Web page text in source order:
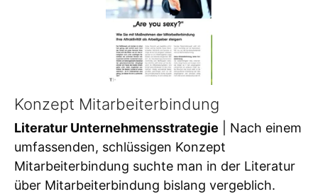
Konzept Mitarbeiterbindung
Literatur Unternehmensstrategie | Nach einem
umfassenden, schlüssigen Konzept
Mitarbeiterbindung suchte man in der Literatur
über Mitarbeiterbindung bislang vergeblich.